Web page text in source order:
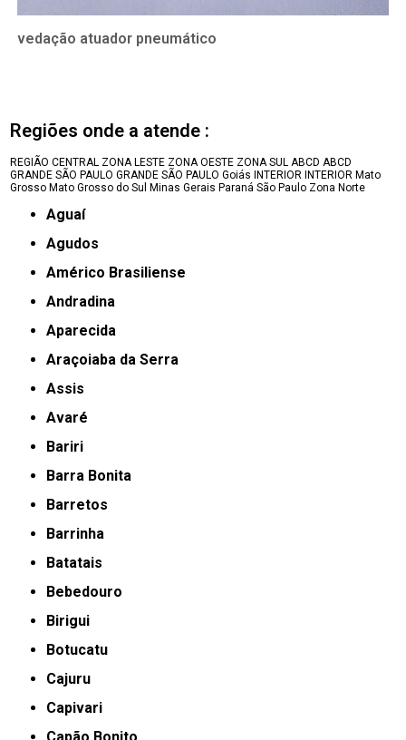
vedação atuador pneumático
Regiões onde a atende :
REGIÃO CENTRAL ZONA LESTE ZONA OESTE ZONA SUL ABCD ABCD
GRANDE SÃO PAULO GRANDE SÃO PAULO Goiás INTERIOR INTERIOR Mato
Grosso Mato Grosso do Sul Minas Gerais Paraná São Paulo Zona Norte
Aguaí
Agudos
Américo Brasiliense
Andradina
Aparecida
Araçoiaba da Serra
Assis
Avaré
Bariri
Barra Bonita
Barretos
Barrinha
Batatais
Bebedouro
Birigui
Botucatu
Cajuru
Capivari